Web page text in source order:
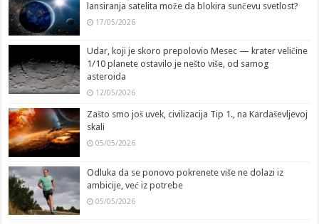
lansiranja satelita može da blokira sunčevu svetlost?
17/05/2026
Udar, koji je skoro prepolovio Mesec — krater veličine
1/10 planete ostavilo je nešto više, od samog
asteroida
12/05/2026
Zašto smo još uvek, civilizacija Tip 1., na Kardaševljevoj
skali
05/05/2026
Odluka da se ponovo pokrenete više ne dolazi iz
ambicije, već iz potrebe
05/05/2026